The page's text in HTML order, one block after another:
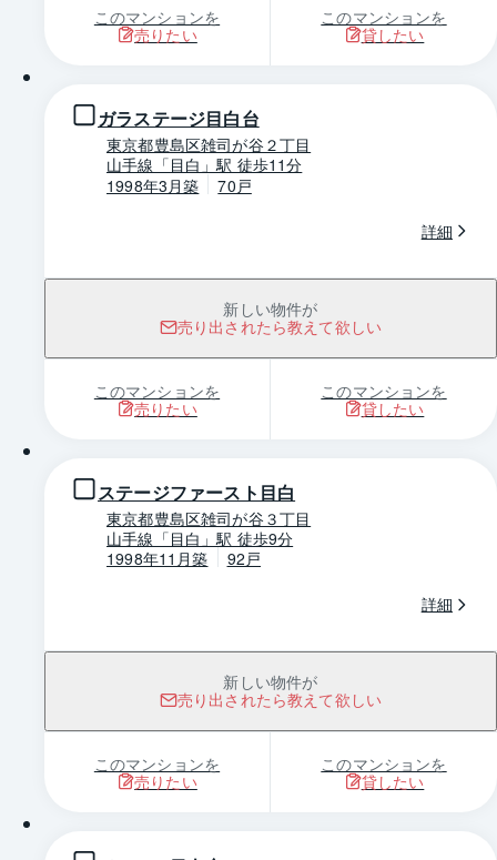
このマンションを
売りたい
このマンションを
貸したい
ガラステージ目白台
東京都豊島区雑司が谷２丁目
山手線「目白」駅 徒歩11分
1998年3月築
70戸
詳細
新しい物件が
売り出されたら教えて欲しい
このマンションを
売りたい
このマンションを
貸したい
ステージファースト目白
東京都豊島区雑司が谷３丁目
山手線「目白」駅 徒歩9分
1998年11月築
92戸
詳細
新しい物件が
売り出されたら教えて欲しい
このマンションを
売りたい
このマンションを
貸したい